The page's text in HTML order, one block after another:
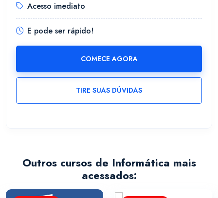
Acesso imediato
E pode ser rápido!
COMECE AGORA
TIRE SUAS DÚVIDAS
Outros cursos de Informática mais
acessados: